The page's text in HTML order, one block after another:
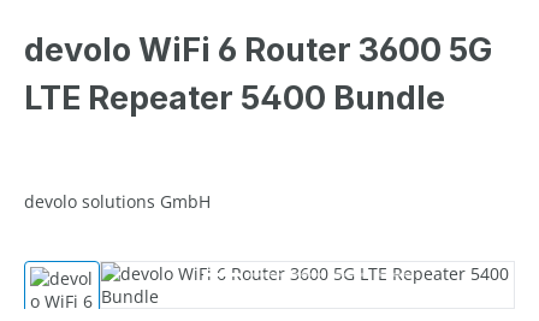
devolo WiFi 6 Router 3600 5G
LTE Repeater 5400 Bundle
devolo solutions GmbH
Afbeeldingengalerij overslaan